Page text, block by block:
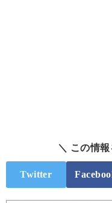
＼ この情
Twitter